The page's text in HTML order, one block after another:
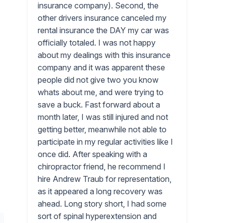
insurance company). Second, the
other drivers insurance canceled my
rental insurance the DAY my car was
officially totaled. I was not happy
about my dealings with this insurance
company and it was apparent these
people did not give two you know
whats about me, and were trying to
save a buck. Fast forward about a
month later, I was still injured and not
getting better, meanwhile not able to
participate in my regular activities like I
once did. After speaking with a
chiropractor friend, he recommend I
hire Andrew Traub for representation,
as it appeared a long recovery was
ahead. Long story short, I had some
sort of spinal hyperextension and